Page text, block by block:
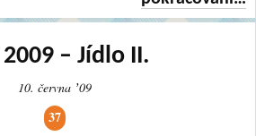
2009 – Jídlo II.
10. června ʼ09
37